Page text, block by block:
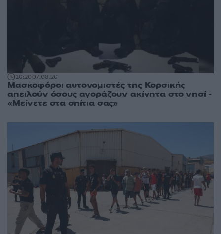
16:2007.08.26
Μασκοφόροι αυτονομιστές της Κορσικής
απειλούν όσους αγοράζουν ακίνητα στο νησί -
«Μείνετε στα σπίτια σας»